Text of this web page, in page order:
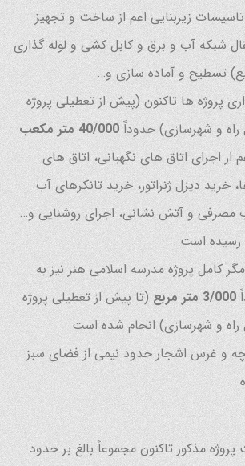
زیربنایی اعم از ساخت و تجهیز
شبکه آب و برق و کابل کشی و لوله گذاری
تسطیح و آماده سازی و…
پروژه ها تاکنون (پیش از تعطیلی پروژه
راه و شهرسازی) حدوداً40/000 متر مکعب
از اجرای اتاق های نگهبانی، اتاق های
خرید دیزل ژنراتور، خرید تانکرهای آب
مصرفی و آتش نشانی، اجرای روشنایی و…
رسیده است
کامل پروژه مدرسه اسلامی هنر نیز به
3/000 متر مربع
(تا پیش از تعطیلی پروژه
راه و شهرسازی) انجام شده است
و غرس اشجار حدود نیمی از فضای سبز
مذکور تاکنون مجموعاً بالغ بر حدود